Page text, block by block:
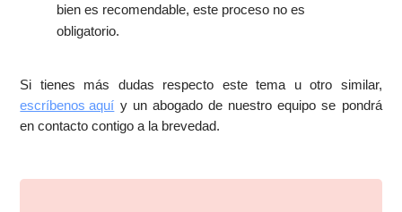
bien es recomendable, este proceso no es
obligatorio.
Si tienes más dudas respecto este tema u otro similar,
escríbenos aquí y un abogado de nuestro equipo se pondrá
en contacto contigo a la brevedad.